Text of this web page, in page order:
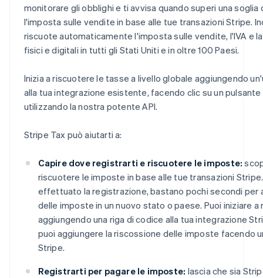
monitorare gli obblighi e ti avvisa quando superi una
l'imposta sulle vendite in base alle tue transazioni Stripe.
riscuote automaticamente l'imposta sulle vendite, l'IVA e
fisici e digitali in tutti gli Stati Uniti e in oltre 100 Paesi.
Inizia a riscuotere le tasse a livello globale aggiungendo
alla tua integrazione esistente, facendo clic su un
utilizzando la nostra potente API.
Stripe Tax può aiutarti a:
Capire dove registrarti e riscuotere le imposte:
riscuotere le imposte in base alle tue transazioni
effettuato la registrazione, bastano pochi secondi per
delle imposte in un nuovo stato o paese. Puoi iniziare
aggiungendo una riga di codice alla tua integrazione
puoi aggiungere la riscossione delle imposte facendo
Stripe.
Registrarti per pagare le imposte: lascia che sia